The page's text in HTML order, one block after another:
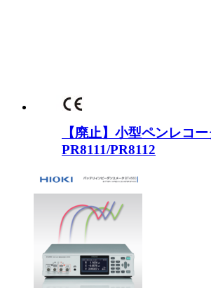
【廃止】小型ペンレコ
PR8111/PR8112